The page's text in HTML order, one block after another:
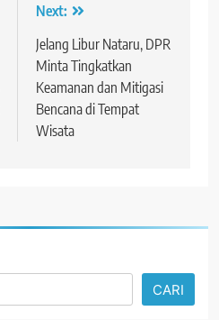
Next:
Jelang Libur Nataru, DPR
Minta Tingkatkan
Keamanan dan Mitigasi
Bencana di Tempat
Wisata
CARI